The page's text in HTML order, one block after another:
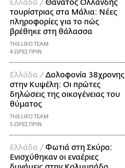
Ελλάδα /Θάνατος Ολλανδής
τουρίστριας στα Μάλια: Νέες
πληροφορίες για το πώς
βρέθηκε στη θάλασσα
THE LIFO TEAM
4 ΩΡΕΣ ΠΡΙΝ
Ελλάδα /Δολοφονία 38χρονης
στην Κυψέλη: Οι πρώτες
δηλώσεις της οικογένειας του
θύματος
THE LIFO TEAM
5 ΩΡΕΣ ΠΡΙΝ
Ελλάδα /Φωτιά στη Σκύρο:
Ενισχύθηκαν οι εναέριες